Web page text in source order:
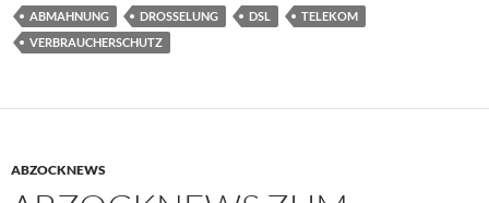
ABMAHNUNG DROSSELUNG DSL
TELEKOM
VERBRAUCHERSCHUTZ
ABZOCKNEWS